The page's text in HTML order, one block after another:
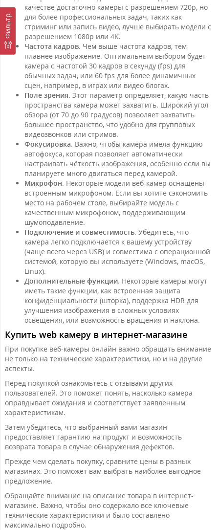
Фильтр
качестве достаточно камеры с разрешением 720p, но
для более профессиональных задач, таких как
стриминг или запись видео, лучше выбирать модели с
разрешением 1080p или 4K.
Частота кадров. Чем выше частота кадров, тем
плавнее изображение. Оптимальным выбором будет
камера с частотой 30 кадров в секунду (fps) для
обычных задач, или 60 fps для более динамичных
сцен, например, в играх или видео блогах.
Поле зрения. Этот параметр определяет, какую часть
пространства камера может захватить. Широкий угол
обзора (от 70 до 90 градусов) позволяет захватить
большее пространство, что удобно для групповых
видеозвонков или стримов.
Фокусировка. Важно, чтобы камера имела функцию
автофокуса, которая позволяет автоматически
настраивать чёткость изображения, особенно если вы
планируете много двигаться перед камерой.
Микрофон. Некоторые модели веб-камер оснащены
встроенным микрофоном. Если вы хотите сэкономить
место на рабочем столе, выбирайте модель с
качественным микрофоном, поддерживающим
шумоподавление.
Подключение и совместимость. Убедитесь, что
камера легко подключается к вашему устройству
(чаще всего через USB) и совместима с операционной
системой, которую вы используете (Windows, macOS,
Linux).
Дополнительные функции. Некоторые камеры могут
иметь такие функции, как встроенная защита
конфиденциальности (шторка), поддержка HDR для
улучшения изображения в сложных условиях
освещения, или возможность вращения и наклона.
Купить web камеру в интернет-магазине
При покупке веб-камеры онлайн важно обращать внимание
не только на технические характеристики, но и на другие
аспекты.
Перед покупкой ознакомьтесь с отзывами других
пользователей. Это поможет понять, насколько камера
оправдывает ожидания и соответствует заявленным
характеристикам.
Затем убедитесь, что выбранный вами магазин
предоставляет гарантию на продукт и возможность
возврата товара в случае обнаружения дефектов.
Прежде чем сделать покупку, сравните цены в разных
магазинах. Это поможет вам выбрать наиболее выгодное
предложение.
Обращайте внимание на описание товара в интернет-
магазине. Важно, чтобы оно содержало все ключевые
технические характеристики и было составлено
максимально подробно.